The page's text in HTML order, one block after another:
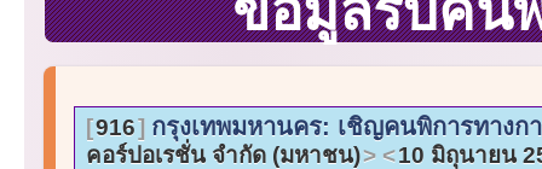
916 กรุงเทพมหานคร: เชิญคนพิการทาง
คอร์ปอเรชั่น จำกัด (มหาชน) 10 มิถุนายน